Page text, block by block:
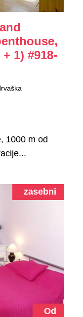
1) #918-
1000 m od
Od
zasebni